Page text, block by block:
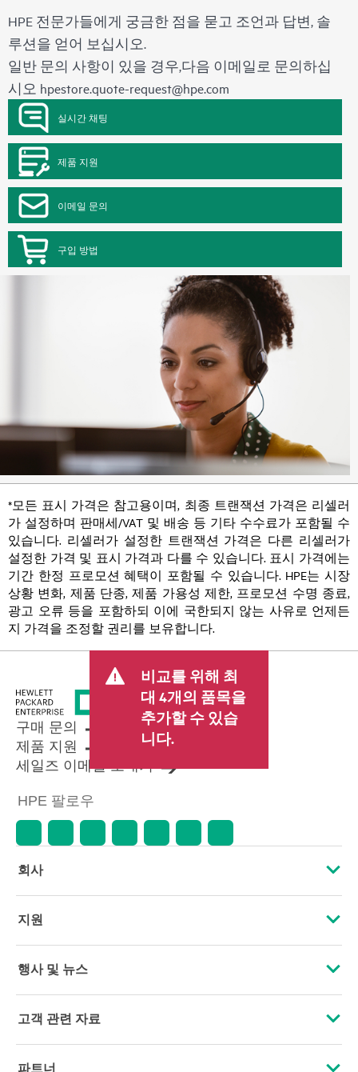
HPE 전문가들에게 궁금한 점을 묻고 조언과 답변, 솔
루션을 얻어 보십시오.
일반 문의 사항이 있을 경우,다음 이메일로 문의하십
시오 hpestore.quote-request@hpe.com
실시간 채팅
제품 지원
이메일 문의
구입 방법
*모든 표시 가격은 참고용이며, 최종 트랜잭션 가격은 리셀러
가 설정하며 판매세/VAT 및 배송 등 기타 수수료가 포함될 수
있습니다. 리셀러가 설정한 트랜잭션 가격은 다른 리셀러가
설정한 가격 및 표시 가격과 다를 수 있습니다. 표시 가격에는
기간 한정 프로모션 혜택이 포함될 수 있습니다. HPE는 시장
상황 변화, 제품 단종, 제품 가용성 제한, 프로모션 수명 종료,
광고 오류 등을 포함하되 이에 국한되지 않는 사유로 언제든
지 가격을 조정할 권리를 보유합니다.
비교를 위해 최
대 4개의 품목을
추가할 수 있습
니다.
구매 문의
제품 지원
세일즈 이메일 보내기
HPE 팔로우
회사
HPE 소개
기업의 책임
HPE Labs
지원
운영 지원 서비스
행사 및 뉴스
행사
고객 관련 자료
문의하기
파트너